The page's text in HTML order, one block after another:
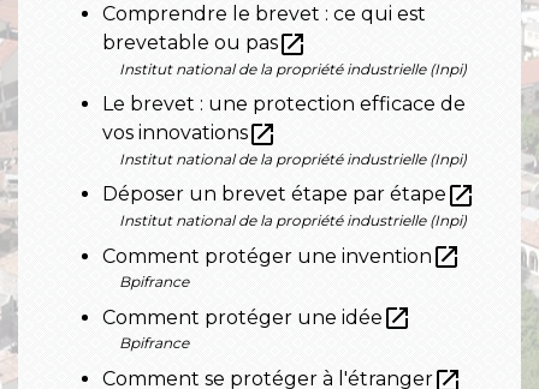
Comprendre le brevet : ce qui est
brevetable ou pasopen_in_new
Institut national de la propriété industrielle (Inpi)
Le brevet : une protection efficace de
vos innovationsopen_in_new
Institut national de la propriété industrielle (Inpi)
Déposer un brevet étape par étape open_in_new
Institut national de la propriété industrielle (Inpi)
Comment protéger une invention open_in_new
Bpifrance
Comment protéger une idée open_in_new
Bpifrance
Comment se protéger à l'étrangeropen_in_new